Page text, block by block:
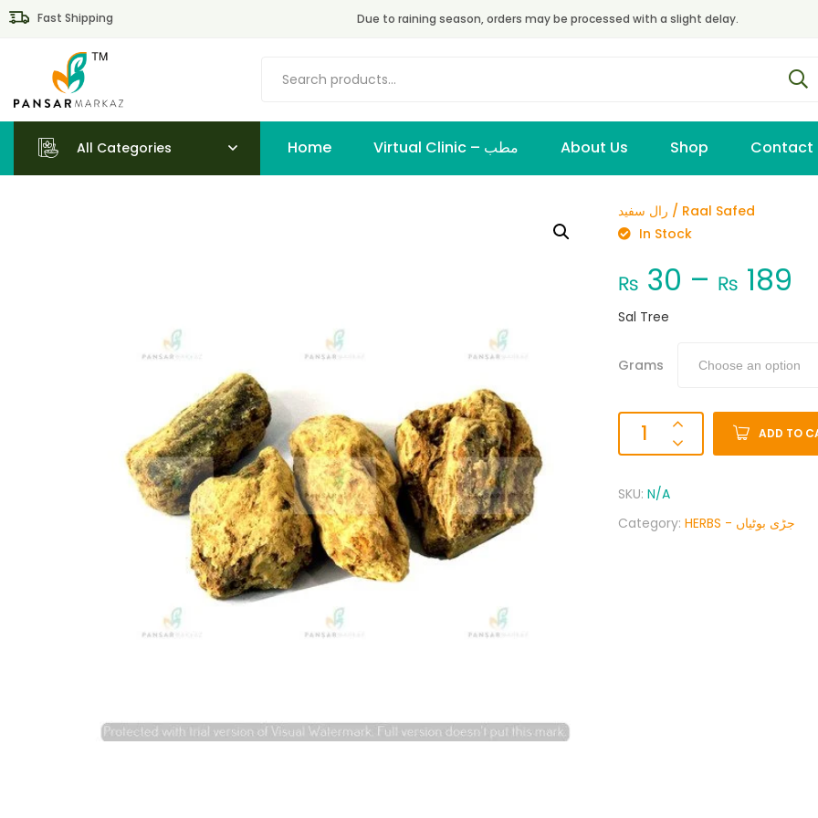
Fast Shipping Due to raining season, orders may be processed with a slight delay.
All Categories Home Virtual Clinic – مطب About Us Shop Contact
رال سفید / Raal Safed
In Stock
₨ 30 – ₨ 189
Sal Tree
Grams
ADD TO
SKU: N/A
Category:
HERBS - جڑی بوٹیاں